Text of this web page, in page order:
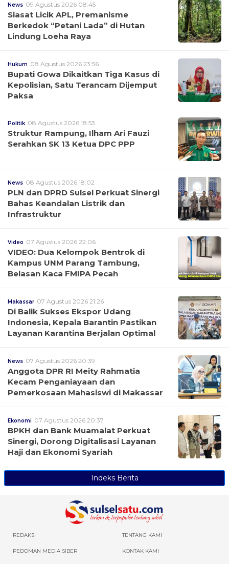
News 09 Agustus 2026 08:45
Siasat Licik APL, Premanisme
Berkedok “Petani Lada” di Hutan
Lindung Loeha Raya
Hukum 08 Agustus 2026 23:56
Bupati Gowa Dikaitkan Tiga Kasus di
Kepolisian, Satu Terancam Dijemput
Paksa
Politik 08 Agustus 2026 18:53
Struktur Rampung, Ilham Ari Fauzi
Serahkan SK 13 Ketua DPC PPP
News 08 Agustus 2026 18:02
PLN dan DPRD Sulsel Perkuat Sinergi
Bahas Keandalan Listrik dan
Infrastruktur
Video 07 Agustus 2026 22:06
VIDEO: Dua Kelompok Bentrok di
Kampus UNM Parang Tambung,
Belasan Kaca FMIPA Pecah
Makassar 07 Agustus 2026 21:26
Di Balik Sukses Ekspor Udang
Indonesia, Kepala Barantin Pastikan
Layanan Karantina Berjalan Optimal
News 07 Agustus 2026 20:39
Anggota DPR RI Meity Rahmatia
Kecam Penganiayaan dan
Pemerkosaan Mahasiswi di Makassar
Ekonomi 07 Agustus 2026 20:37
BPKH dan Bank Muamalat Perkuat
Sinergi, Dorong Digitalisasi Layanan
Haji dan Ekonomi Syariah
Indeks Berita
REDAKSI TENTANG KAMI
PEDOMAN MEDIA SIBER KONTAK KAMI